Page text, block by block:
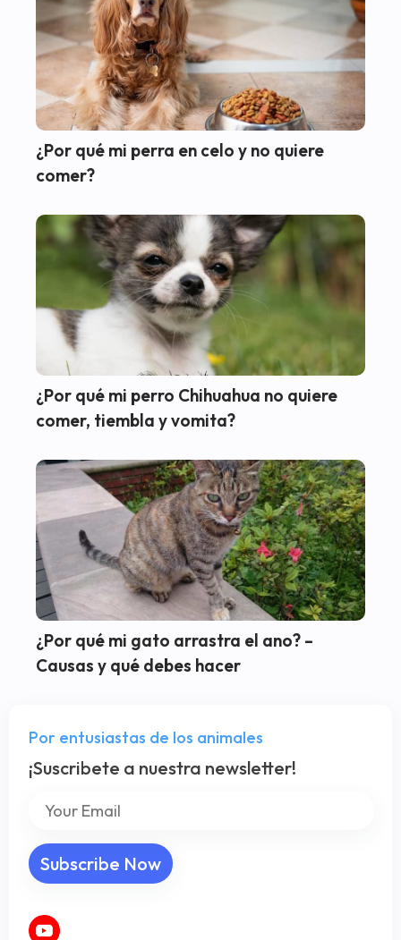
¿Por qué mi perra en celo y no quiere
comer?
¿Por qué mi perro Chihuahua no quiere
comer, tiembla y vomita?
¿Por qué mi gato arrastra el ano? –
Causas y qué debes hacer
Por entusiastas de los animales
¡Suscribete a nuestra newsletter!